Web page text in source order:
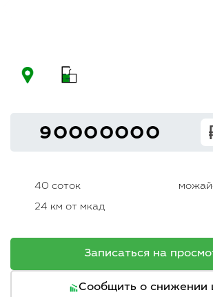
90000000
40 соток
24 км от мкад
Записаться на
Сообщить о снижении